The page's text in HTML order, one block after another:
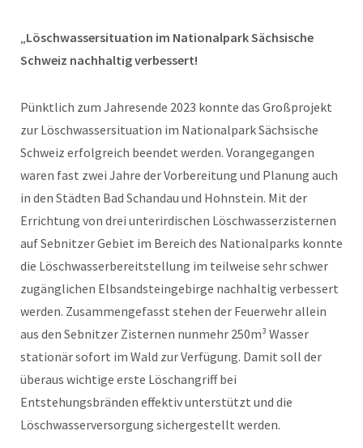
„Löschwassersituation im Nationalpark Sächsische
Schweiz nachhaltig verbessert!
Pünktlich zum Jahresende 2023 konnte das Großprojekt
zur Löschwassersituation im Nationalpark Sächsische
Schweiz erfolgreich beendet werden. Vorangegangen
waren fast zwei Jahre der Vorbereitung und Planung auch
in den Städten Bad Schandau und Hohnstein. Mit der
Errichtung von drei unterirdischen Löschwasserzisternen
auf Sebnitzer Gebiet im Bereich des Nationalparks konnte
die Löschwasserbereitstellung im teilweise sehr schwer
zugänglichen Elbsandsteingebirge nachhaltig verbessert
werden. Zusammengefasst stehen der Feuerwehr allein
aus den Sebnitzer Zisternen nunmehr 250m³ Wasser
stationär sofort im Wald zur Verfügung. Damit soll der
überaus wichtige erste Löschangriff bei
Entstehungsbränden effektiv unterstützt und die
Löschwasserversorgung sichergestellt werden.